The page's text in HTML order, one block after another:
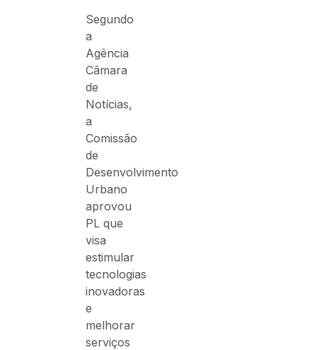
Segundo
a
Agência
Câmara
de
Notícias,
a
Comissão
de
Desenvolvimento
Urbano
aprovou
PL que
visa
estimular
tecnologias
inovadoras
e
melhorar
serviços